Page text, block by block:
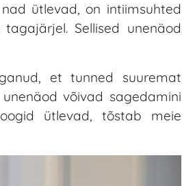
ütlevad, on intiimsuhted
Sellised unenäod
et tunned suuremat
võivad sagedamini
ütlevad, tõstab meie